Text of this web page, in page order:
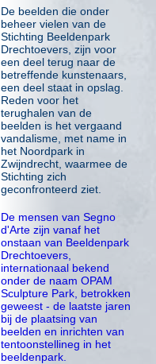
De beelden die onder
beheer vielen van de
Stichting Beeldenpark
Drechtoevers, zijn voor
een deel terug naar de
betreffende kunstenaars,
een deel staat in opslag.
Reden voor het
terughalen van de
beelden is het vergaand
vandalisme, met name in
het Noordpark in
Zwijndrecht, waarmee de
Stichting zich
geconfronteerd ziet.
De mensen van Segno
d'Arte zijn vanaf het
onstaan van Beeldenpark
Drechtoevers,
internationaal bekend
onder de naam OPAM
Sculpture Park, betrokken
geweest - de laatste jaren
bij de plaatsing van
beelden en inrichten van
tentoonstellineg in het
beeldenpark.